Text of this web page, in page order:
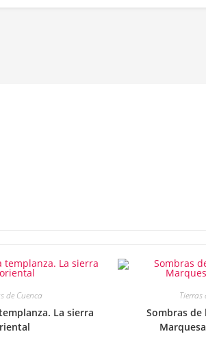
de Cuenca
La sierra
Tierras
Sombras